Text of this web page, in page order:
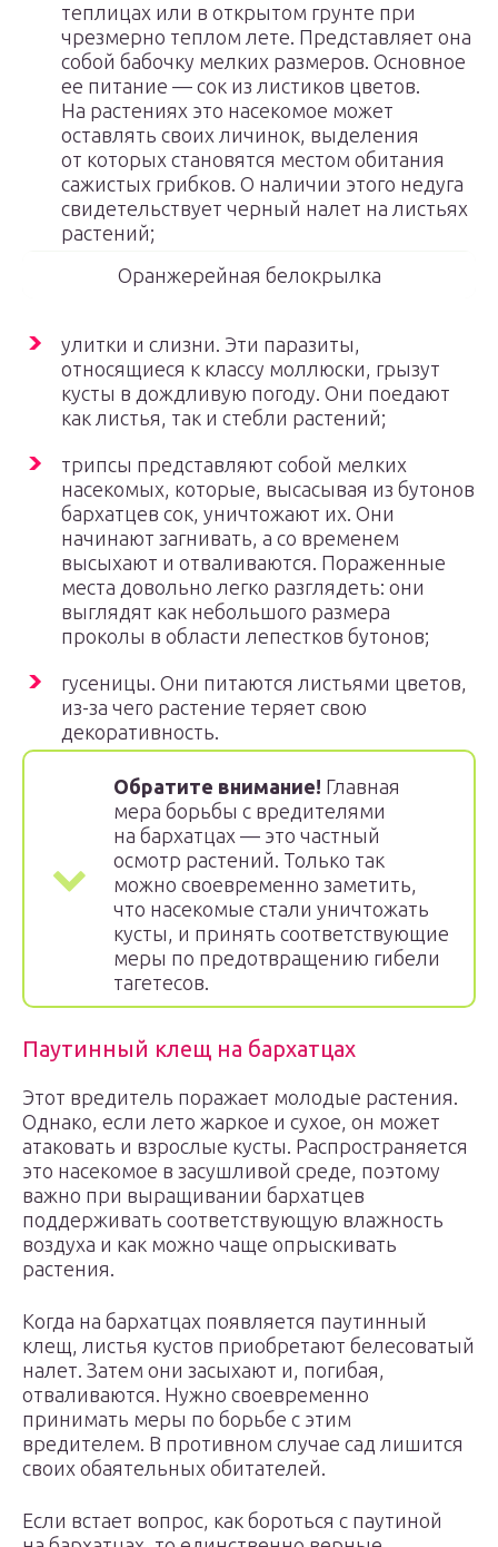
теплицах или в открытом грунте при
чрезмерно теплом лете. Представляет она
собой бабочку мелких размеров. Основное
ее питание — сок из листиков цветов.
На растениях это насекомое может
оставлять своих личинок, выделения
от которых становятся местом обитания
сажистых грибков. О наличии этого недуга
свидетельствует черный налет на листьях
растений;
Оранжерейная белокрылка
улитки и слизни. Эти паразиты,
относящиеся к классу моллюски, грызут
кусты в дождливую погоду. Они поедают
как листья, так и стебли растений;
трипсы представляют собой мелких
насекомых, которые, высасывая из бутонов
бархатцев сок, уничтожают их. Они
начинают загнивать, а со временем
высыхают и отваливаются. Пораженные
места довольно легко разглядеть: они
выглядят как небольшого размера
проколы в области лепестков бутонов;
гусеницы. Они питаются листьями цветов,
из-за чего растение теряет свою
декоративность.
Обратите внимание! Главная
мера борьбы с вредителями
на бархатцах — это частный
осмотр растений. Только так
можно своевременно заметить,
что насекомые стали уничтожать
кусты, и принять соответствующие
меры по предотвращению гибели
тагетесов.
Паутинный клещ на бархатцах
Этот вредитель поражает молодые растения.
Однако, если лето жаркое и сухое, он может
атаковать и взрослые кусты. Распространяется
это насекомое в засушливой среде, поэтому
важно при выращивании бархатцев
поддерживать соответствующую влажность
воздуха и как можно чаще опрыскивать
растения.
Когда на бархатцах появляется паутинный
клещ, листья кустов приобретают белесоватый
налет. Затем они засыхают и, погибая,
отваливаются. Нужно своевременно
принимать меры по борьбе с этим
вредителем. В противном случае сад лишится
своих обаятельных обитателей.
Если встает вопрос, как бороться с паутиной